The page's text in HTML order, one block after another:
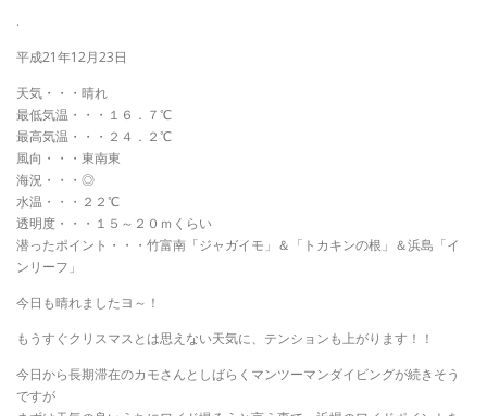
.
平成21年12月23日
天気・・・晴れ
最低気温・・・１６．７℃
最高気温・・・２４．２℃
風向・・・東南東
海況・・・◎
水温・・・２２℃
透明度・・・１５～２０ｍくらい
潜ったポイント・・・竹富南「ジャガイモ」＆「トカキンの根」＆浜島「イ
ンリーフ」
今日も晴れましたヨ～！
もうすぐクリスマスとは思えない天気に、テンションも上がります！！
今日から長期滞在のカモさんとしばらくマンツーマンダイビングが続きそう
ですが